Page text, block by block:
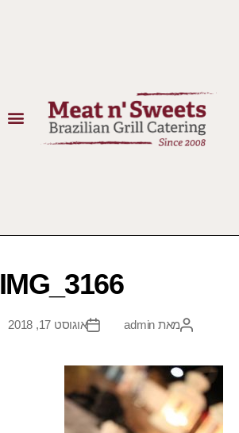
IMG_3166
מאת admin אוגוסט 17, 2018